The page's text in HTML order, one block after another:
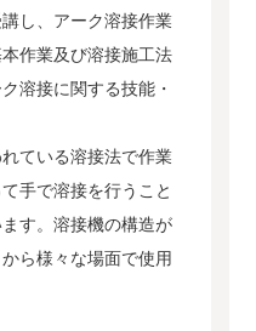
し、アーク溶接作業
作業及び溶接施工法
溶接に関する技能・
ている溶接法で作業
手で溶接を行うこと
す。溶接機の構造が
ら様々な場面で使用